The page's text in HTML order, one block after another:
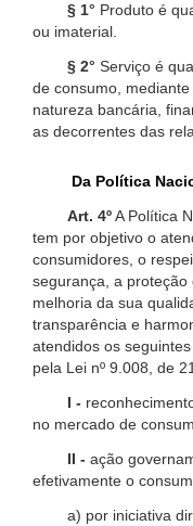
§ 1° Produto é
ou imaterial.
§ 2° Serviço é
de consumo,
natureza bancária,
as decorrentes das
Da Política
Art. 4ºA Política
tem por objetivo o
consumidores, o
segurança, a
melhoria da sua
transparência e
atendidos os
pela Lei nº 9.008, de
I -
no mercado de
II - ação
efetivamente o
a) por iniciativa